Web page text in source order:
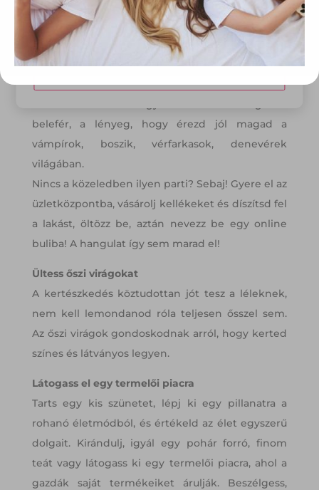
Vegyél részt egy Halloween buliban
Bár még nem régóta, de egyre jobban divatba
jönnek a Halloween partik, jelmezversenyek.
Igazi hangulatos bulik ezek, különleges
belefér, a lényeg, hogy érezd jól magad a
vámpírok, boszik, vérfarkasok, denevérek
világában.
Nincs a közeledben ilyen parti? Sebaj! Gyere el az
üzletközpontba, vásárolj kellékeket és díszítsd fel
a lakást, öltözz be, aztán nevezz be egy online
buliba! A hangulat így sem marad el!
Ültess őszi virágokat
A kertészkedés köztudottan jót tesz a léleknek,
nem kell lemondanod róla teljesen ősszel sem.
Az őszi virágok gondoskodnak arról, hogy kerted
színes és látványos legyen.
Látogass el egy termelői piacra
Tarts egy kis szünetet, lépj ki egy pillanatra a
rohanó életmódból, és értékeld az élet egyszerű
dolgait. Kirándulj, igyál egy pohár forró, finom
teát vagy látogass ki egy termelői piacra, ahol a
gazdák saját termékeiket árulják. Beszélgess,
Elfogadom
Módosítom a beállításokat